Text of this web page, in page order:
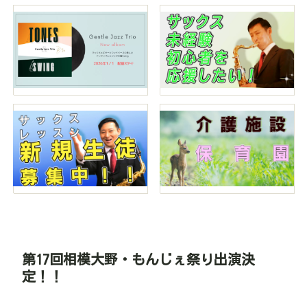
第17回相模大野・もんじぇ祭り出演決
定！！